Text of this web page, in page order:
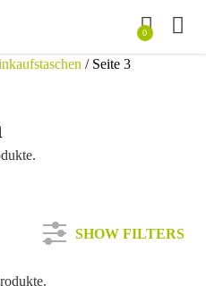
0
/ Seite 3
SHOW FILTERS